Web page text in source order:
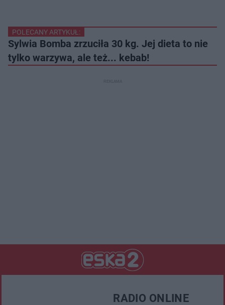
POLECANY ARTYKUŁ:
Sylwia Bomba zrzuciła 30 kg. Jej dieta to nie
tylko warzywa, ale też... kebab!
RADIO ONLINE